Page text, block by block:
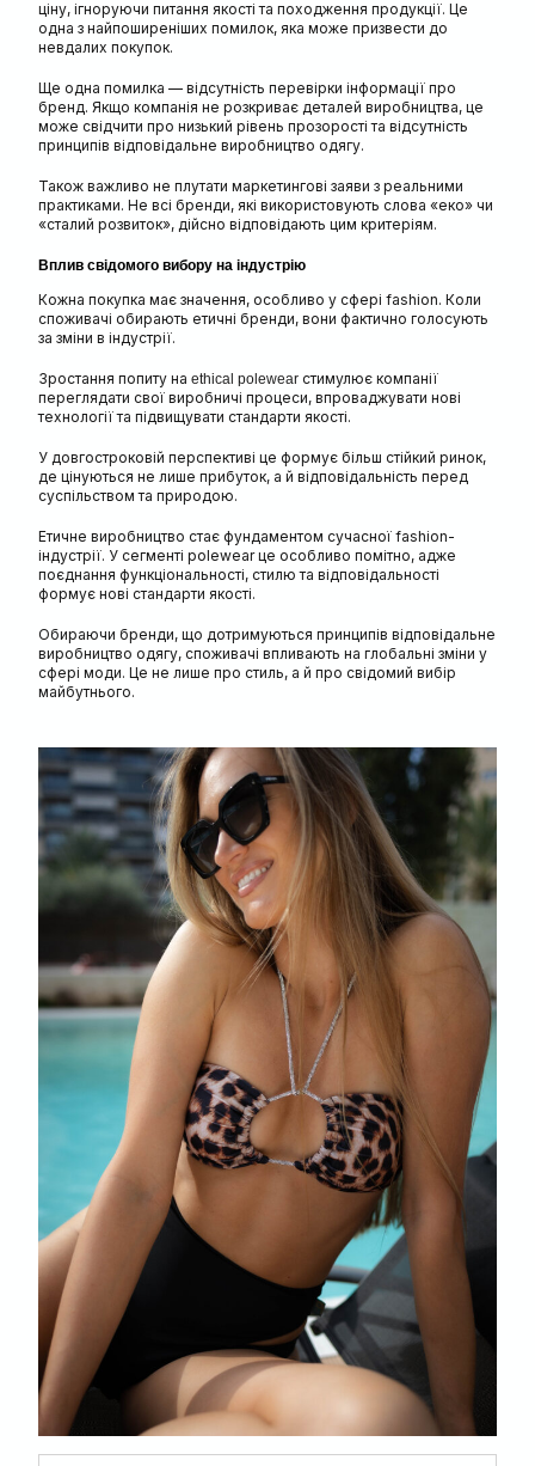
ціну, ігноруючи питання якості та походження продукції. Це
одна з найпоширеніших помилок, яка може призвести до
невдалих покупок.
Ще одна помилка — відсутність перевірки інформації про
бренд. Якщо компанія не розкриває деталей виробництва, це
може свідчити про низький рівень прозорості та відсутність
принципів відповідальне виробництво одягу.
Також важливо не плутати маркетингові заяви з реальними
практиками. Не всі бренди, які використовують слова «еко» чи
«сталий розвиток», дійсно відповідають цим критеріям.
Вплив свідомого вибору на індустрію
Кожна покупка має значення, особливо у сфері fashion. Коли
споживачі обирають етичні бренди, вони фактично голосують
за зміни в індустрії.
Зростання попиту на ethical polewearстимулює компанії
переглядати свої виробничі процеси, впроваджувати нові
технології та підвищувати стандарти якості.
У довгостроковій перспективі це формує більш стійкий ринок,
де цінуються не лише прибуток, а й відповідальність перед
суспільством та природою.
Етичне виробництво стає фундаментом сучасної fashion-
індустрії. У сегменті polewear це особливо помітно, адже
поєднання функціональності, стилю та відповідальності
формує нові стандарти якості.
Обираючи бренди, що дотримуються принципів відповідальне
виробництво одягу, споживачі впливають на глобальні зміни у
сфері моди. Це не лише про стиль, а й про свідомий вибір
майбутнього.